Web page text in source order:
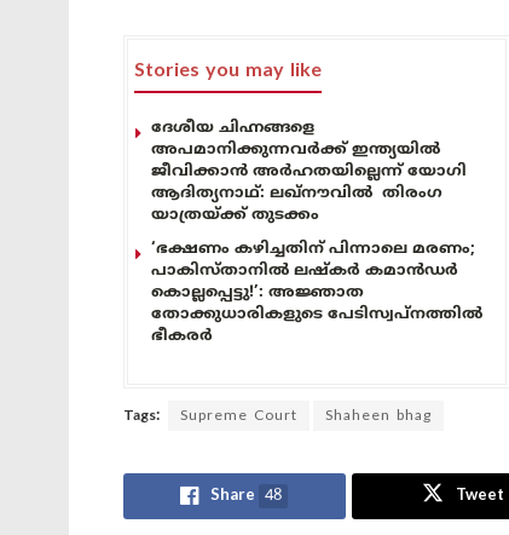
Stories you may like
ദേശീയ ചിഹ്നങ്ങളെ
അപമാനിക്കുന്നവർക്ക് ഇന്ത്യയിൽ
ജീവിക്കാൻ അർഹതയില്ലെന്ന് യോഗി
ആദിത്യനാഥ്: ലഖ്‌നൗവിൽ തിരംഗ
യാത്രയ്ക്ക് തുടക്കം
‘ഭക്ഷണം കഴിച്ചതിന് പിന്നാലെ മരണം;
പാകിസ്താനിൽ ലഷ്കർ കമാൻഡർ
കൊല്ലപ്പെട്ടു!’: അജ്ഞാത
തോക്കുധാരികളുടെ പേടിസ്വപ്നത്തിൽ
ഭീകരർ
Tags: Supreme Court Shaheen bhag
Share 48 Tweet